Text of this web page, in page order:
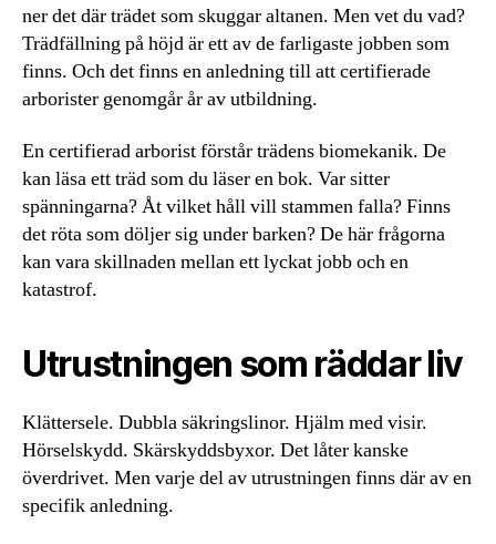
ner det där trädet som skuggar altanen. Men vet du vad?
Trädfällning på höjd är ett av de farligaste jobben som
finns. Och det finns en anledning till att certifierade
arborister genomgår år av utbildning.
En certifierad arborist förstår trädens biomekanik. De
kan läsa ett träd som du läser en bok. Var sitter
spänningarna? Åt vilket håll vill stammen falla? Finns
det röta som döljer sig under barken? De här frågorna
kan vara skillnaden mellan ett lyckat jobb och en
katastrof.
Utrustningen som räddar liv
Klättersele. Dubbla säkringslinor. Hjälm med visir.
Hörselskydd. Skärskyddsbyxor. Det låter kanske
överdrivet. Men varje del av utrustningen finns där av en
specifik anledning.